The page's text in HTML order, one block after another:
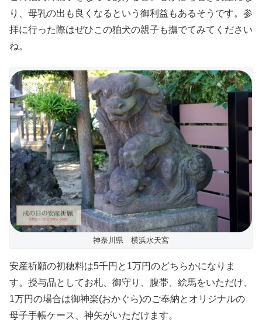
り、母乳の出も良くなるという御利益もあるそうです。参
拝に行った際はぜひこの狛犬の親子も撫でてみてください
ね。
神奈川県 横浜水天宮
安産祈願の初穂料は5千円と1万円のどちらかになりま
す。授与品としてお札、御守り、腹帯、絵馬をいただけ、
1万円の場合は御神楽(おかぐら)のご奉納とオリジナルの
母子手帳ケース、神矢がいただけます。